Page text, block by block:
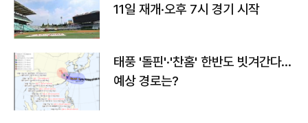
11일 재개·오후 7시 경기 시작
태풍 '돌핀'·'찬홈' 한반도 빗겨간다…
예상 경로는?